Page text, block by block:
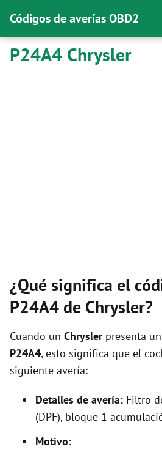
Códigos de averías OBD2
P24A4 Chrysler
¿Qué significa el
P24A4 de Chrysler?
Cuando un Chryslerpresenta
P24A4, esto significa que el
siguiente avería:
Detalles de avería: Filtro
(DPF), bloque 1
Motivo: -